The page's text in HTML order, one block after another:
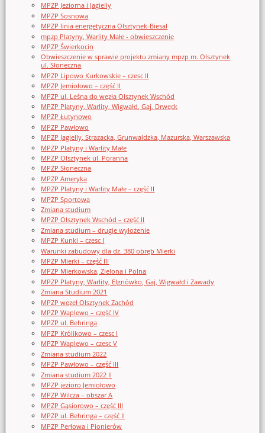
MPZP Jeziorna i Jagielly
MPZP Sosnowa
MPZP linia energetyczna Olsztynek-Biesal
mpzp Platyny, Warlity Małe - obwieszczenie
MPZP Świerkocin
Obwieszczenie w sprawie projektu zmiany mpzp m. Olsztynek
ul. Słoneczna
MPZP Lipowo Kurkowskie – czesc II
MPZP Jemiołowo – część II
MPZP ul. Leśna do węzła Olsztynek Wschód
MPZP Platyny, Warlity, Wigwałd, Gaj, Drwęck
MPZP Łutynowo
MPZP Pawłowo
MPZP Jagielly, Strazacka, Grunwaldzka, Mazurska, Warszawska
MPZP Platyny i Warlity Małe
MPZP Olsztynek ul. Poranna
MPZP Słoneczna
MPZP Ameryka
MPZP Platyny i Warlity Małe – część II
MPZP Sportowa
Zmiana studium
MPZP Olsztynek Wschód – część II
Zmiana studium – drugie wyłożenie
MPZP Kunki – czesc I
Warunki zabudowy dla dz. 380 obręb Mierki
MPZP Mierki – część III
MPZP Mierkowska, Zielona i Polna
MPZP Platyny, Warlity, Elgnówko, Gaj, Wigwałd i Zawady
Zmiana Studium 2021
MPZP węzeł Olsztynek Zachód
MPZP Waplewo – część IV
MPZP ul. Behringa
MPZP Królikowo – czesc I
MPZP Waplewo – czesc V
Zmiana studium 2022
MPZP Pawłowo – część III
Zmiana studium 2022 II
MPZP jezioro Jemiołowo
MPZP Wilcza – obszar A
MPZP Gąsiorowo – część III
MPZP ul. Behringa – część II
MPZP Perłowa i Pionierów